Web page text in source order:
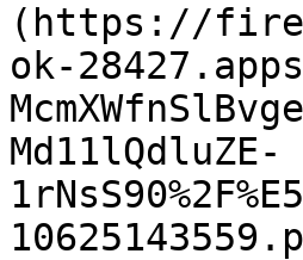
(https://
ok-
Md11lQdluZE-